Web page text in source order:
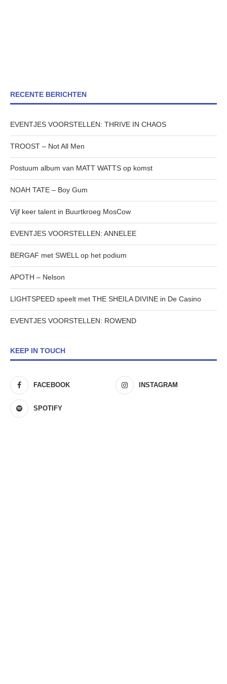
RECENTE BERICHTEN
EVENTJES VOORSTELLEN: THRIVE IN CHAOS
TROOST – Not All Men
Postuum album van MATT WATTS op komst
NOAH TATE – Boy Gum
Vijf keer talent in Buurtkroeg MosCow
EVENTJES VOORSTELLEN: ANNELEE
BERGAF met SWELL op het podium
APOTH – Nelson
LIGHTSPEED speelt met THE SHEILA DIVINE in De Casino
EVENTJES VOORSTELLEN: ROWEND
KEEP IN TOUCH
FACEBOOK INSTAGRAM
SPOTIFY